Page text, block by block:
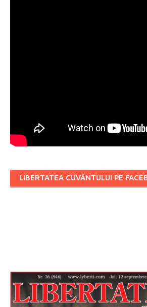
LIBERTATEA CUVÂNTULUI PE